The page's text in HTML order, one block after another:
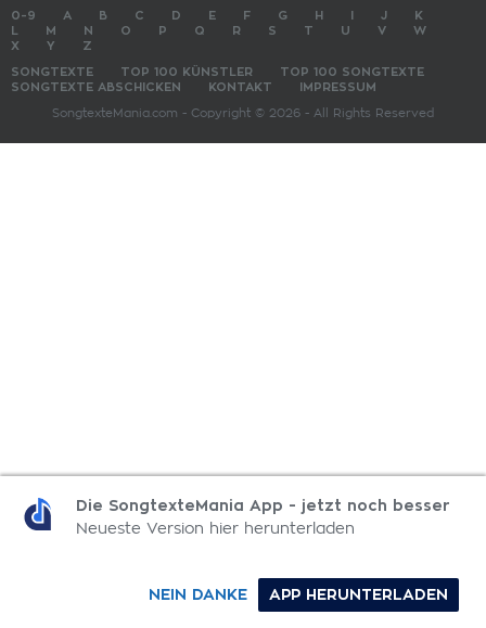
0-9 A B C D E F G H J
K
M N O P Q R S T U V
W
X
Y Z
SONGTEXTE TOP 100 KÜNSTLER
TOP 100 SONGTEXTE
SONGTEXTE ABSCHICKEN
KONTAKT IMPRESSUM
SongtexteMania.com - Copyright © 2026 - All Rights Reserved
Die SongtexteMania App - jetzt noch besser
Neueste Version hier herunterladen
APP HERUNTERLADEN
NEIN DANKE